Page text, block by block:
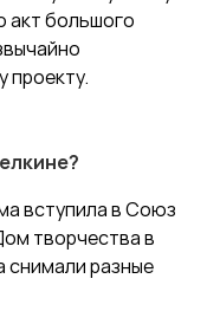
акт большого
проекту.
вступила в Союз
творчества в
снимали разные